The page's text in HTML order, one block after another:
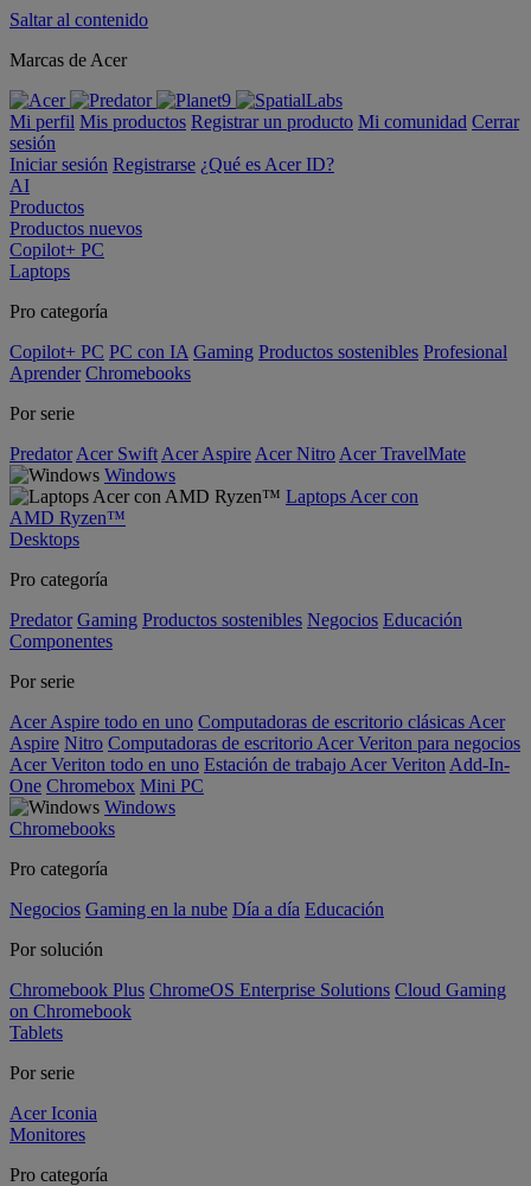
Saltar al contenido
Marcas de Acer
Mi perfil Mis productos Registrar un producto Mi comunidad Cerrar
sesión
Iniciar sesión Registrarse ¿Qué es Acer ID?
AI
Productos
Productos nuevos
Copilot+ PC
Laptops
Pro categoría
Copilot+ PC PC con IA Gaming Productos sostenibles Profesional
Aprender Chromebooks
Por serie
Predator Acer Swift Acer Aspire Acer Nitro Acer TravelMate
Windows
Laptops Acer con
AMD Ryzen™
Desktops
Pro categoría
Predator Gaming Productos sostenibles Negocios Educación
Componentes
Por serie
Acer Aspire todo en uno Computadoras de escritorio clásicas Acer
Aspire Nitro Computadoras de escritorio Acer Veriton para negocios
Acer Veriton todo en uno Estación de trabajo Acer Veriton Add-In-
One Chromebox Mini PC
Windows
Chromebooks
Pro categoría
Negocios Gaming en la nube Día a día Educación
Por solución
Chromebook Plus ChromeOS Enterprise Solutions Cloud Gaming
on Chromebook
Tablets
Por serie
Acer Iconia
Monitores
Pro categoría